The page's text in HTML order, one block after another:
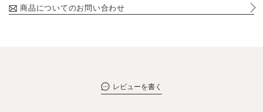
商品についてのお問い合わせ
レビューを書く